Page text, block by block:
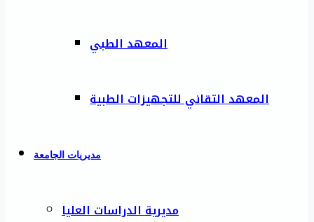
المعهد الطبي
المعهد التقاني للتجهيزات الطبية
مديريات الجامعة
مديرية الدراسات العليا